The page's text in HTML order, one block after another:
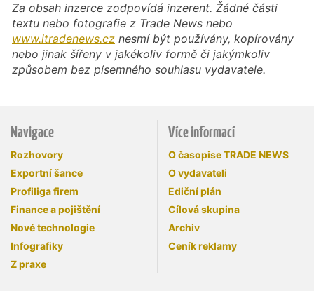
Za obsah inzerce zodpovídá inzerent. Žádné části
textu nebo fotografie z Trade News nebo
www.itradenews.cz nesmí být používány, kopírovány
nebo jinak šířeny v jakékoliv formě či jakýmkoliv
způsobem bez písemného souhlasu vydavatele.
Navigace
Rozhovory
Exportní šance
Profiliga firem
Finance a pojištění
Nové technologie
Infografiky
Z praxe
Více informací
O časopise TRADE NEWS
O vydavateli
Ediční plán
Cílová skupina
Archiv
Ceník reklamy